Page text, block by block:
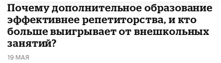
​Почему дополнительное образование
эффективнее репетиторства, и кто
больше выигрывает от внешкольных
занятий?
19 МАЯ